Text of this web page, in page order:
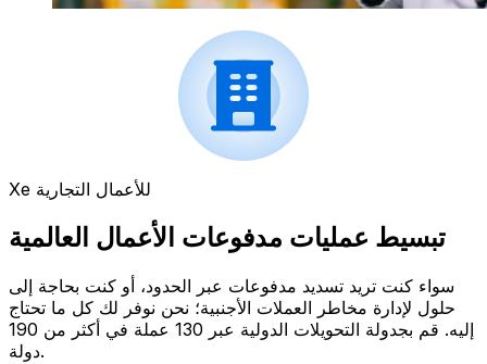
Xe للأعمال التجارية
تبسيط عمليات مدفوعات الأعمال العالمية
سواء كنت تريد تسديد مدفوعات عبر الحدود، أو كنت بحاجة إلى
حلول لإدارة مخاطر العملات الأجنبية؛ نحن نوفر لك كل ما تحتاج
إليه. قم بجدولة التحويلات الدولية عبر 130 عملة في أكثر من 190
دولة.